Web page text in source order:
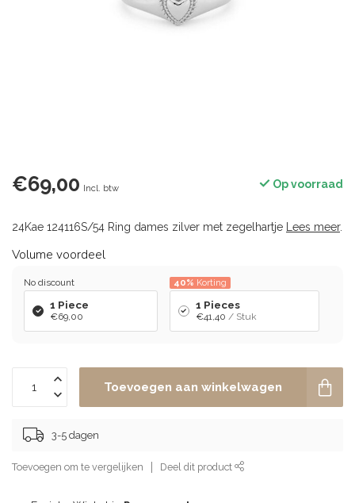
€69,00 Incl. btw Op voorraad
24Kae 124116S/54 Ring dames zilver met zegelhartje Lees meer.
Volume voordeel
No discount
1 Piece
€69,00
40% Korting
1 Pieces
€41,40 / Stuk
Toevoegen aan winkelwagen
3-5 dagen
Toevoegen om te vergelijken Deel dit product